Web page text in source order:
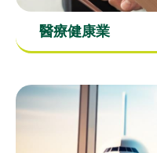
醫療健康業